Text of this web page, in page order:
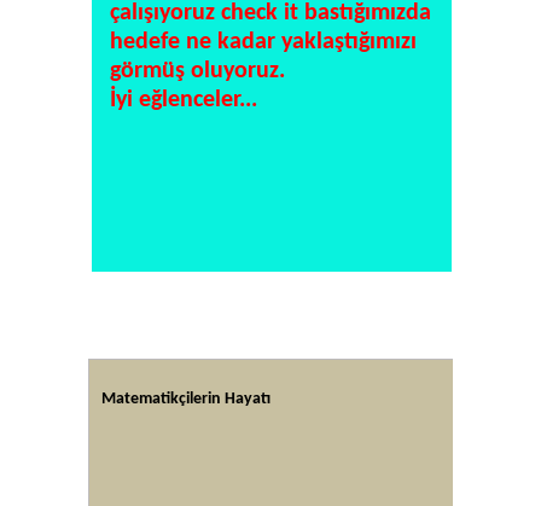
çalışıyoruz check it bastığımızda
hedefe ne kadar yaklaştığımızı
görmüş oluyoruz.
İyi eğlenceler...
Matematikçilerin Hayatı